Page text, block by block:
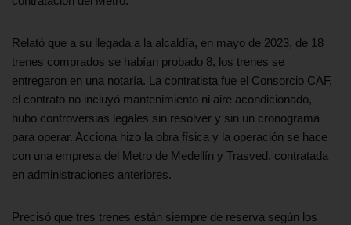
Relató que a su llegada a la alcaldía, en mayo de 2023, de 18
trenes comprados se habían probado 8, los trenes se
entregaron en una notaría. La contratista fue el Consorcio CAF,
el contrato no incluyó mantenimiento ni aire acondicionado,
hubo controversias legales sin resolver y sin un cronograma
para operar. Acciona hizo la obra física y la operación se hace
con una empresa del Metro de Medellín y Trasved, contratada
en administraciones anteriores.
Precisó que tres trenes están siempre de reserva según los